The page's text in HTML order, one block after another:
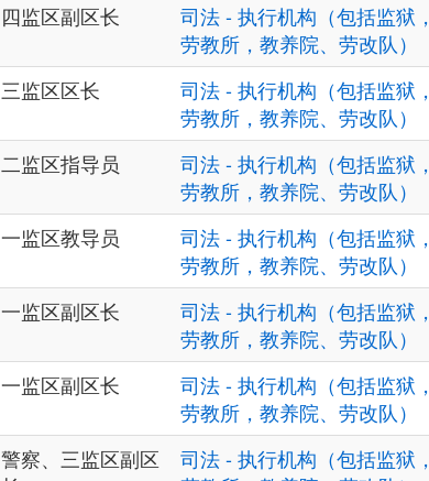
四监区副区长
司法 - 执行机构（包括监狱，
劳教所，教养院、劳改队）
三监区区长
司法 - 执行机构（包括监狱，
劳教所，教养院、劳改队）
二监区指导员
司法 - 执行机构（包括监狱，
劳教所，教养院、劳改队）
一监区教导员
司法 - 执行机构（包括监狱，
劳教所，教养院、劳改队）
一监区副区长
司法 - 执行机构（包括监狱，
劳教所，教养院、劳改队）
一监区副区长
司法 - 执行机构（包括监狱，
劳教所，教养院、劳改队）
警察、三监区副区
司法 - 执行机构（包括监狱，